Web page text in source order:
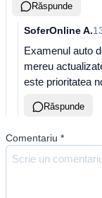
Răspunde
SoferOnline A.
Examenul auto
mereu
este prioritatea
Răspunde
Comentariu *